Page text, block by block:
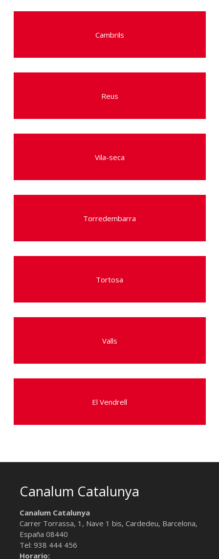
Cambrils
Reus
Vila-seca
Torredembarra
Tortosa
Valls
El Vendrell
Canalum Catalunya
Canalum Catalunya
Carrer Torrassa, 1, Nave 1 bis, Cardedeu, Barcelona,
España 08440
Tel: 938 444 456
Horario: